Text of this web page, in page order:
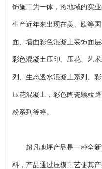
饰施工为一体，跨地域的实
生产近年来出现在美、欧等
面、墙面彩色混凝土装饰面
彩色混凝土压印、压花、艺
列、生态透水混凝土系列、
压花混凝土，彩色陶瓷颗粒
粉系列等等。
超凡地坪产品是一种全新
料，产品通过压模工艺使其